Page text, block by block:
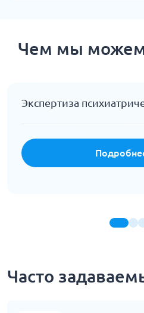
Чем мы
Экспертиза
Часто